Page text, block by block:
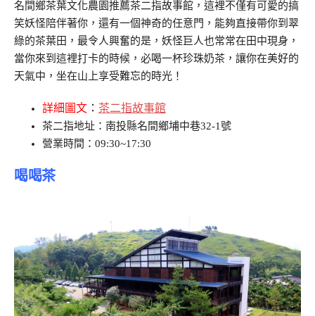
名間鄉茶葉文化農園推薦茶二指故事館，這裡不僅有可愛的搞
笑妖怪陪伴著你，還有一個神奇的任意門，能夠直接帶你到翠
綠的茶葉田，最令人興奮的是，妖怪巨人也常常在田中現身，
當你來到這裡打卡的時候，必喝一杯珍珠奶茶，讓你在美好的
天氣中，坐在山上享受難忘的時光！
詳細圖文 ： 茶二指故事館
茶二指地址：南投縣名間鄉埔中巷32-1號
營業時間：09:30~17:30
喝喝茶